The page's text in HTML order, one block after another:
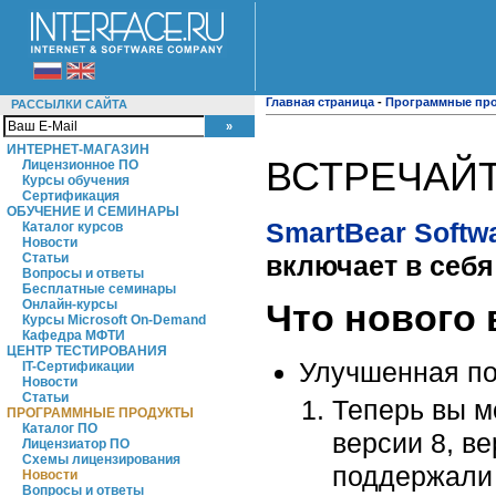
РАССЫЛКИ САЙТА
ИНТЕРНЕТ-МАГАЗИН
Лицензионное ПО
Курсы обучения
Сертификация
ОБУЧЕНИЕ И СЕМИНАРЫ
Каталог курсов
Новости
Статьи
Вопросы и ответы
Бесплатные семинары
Онлайн-курсы
Курсы Microsoft On-Demand
Кафедра МФТИ
ЦЕНТР ТЕСТИРОВАНИЯ
IT-Сертификации
Новости
Статьи
ПРОГРАММНЫЕ ПРОДУКТЫ
Каталог ПО
Лицензиатор ПО
Схемы лицензирования
Новости
Вопросы и ответы
Главная страница - Программные
SmartBear
включает в
Что нового
Улучшенная
Теперь вы
версии 8,